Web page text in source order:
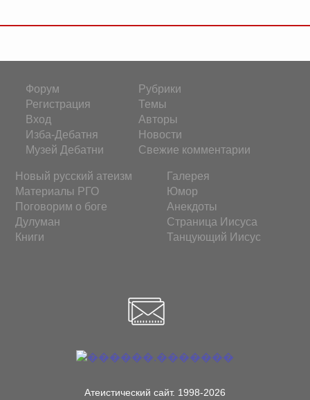
Форум
Регистрация
Вход
Изба-Дебатня
Музей Дебатни
Рубрики
Темы
Авторы
Новости
Свежие комментарии
Новый русский атеизм
Материалы РГО
Поговорим о боге
Дулуман
Книги
Галерея
Юмор
Анекдоты
Страница Иисуса
Танцующий Иисус
Атеистический сайт. 1998-2026